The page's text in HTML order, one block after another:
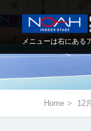
メニューは右にある
Home > 12